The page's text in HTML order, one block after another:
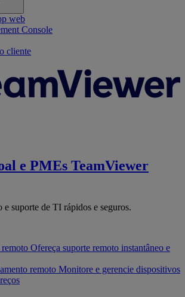
web
Console
cliente
e PMEs TeamViewer
e suporte de TI rápidos e seguros.
remoto Ofereça suporte remoto instantâneo e
remoto Monitore e gerencie dispositivos